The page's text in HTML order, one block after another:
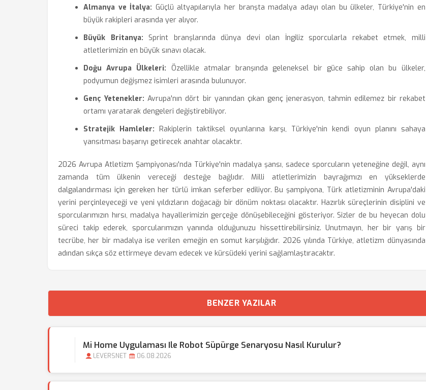
Almanya ve İtalya: Güçlü altyapılarıyla her branşta madalya adayı olan bu ülkeler, Türkiye'nin en
büyük rakipleri arasında yer alıyor.
Büyük Britanya: Sprint branşlarında dünya devi olan İngiliz sporcularla rekabet etmek, milli
atletlerimizin en büyük sınavı olacak.
Doğu Avrupa Ülkeleri: Özellikle atmalar branşında geleneksel bir güce sahip olan bu ülkeler,
podyumun değişmez isimleri arasında bulunuyor.
Genç Yetenekler: Avrupa'nın dört bir yanından çıkan genç jenerasyon, tahmin edilemez bir rekabet
ortamı yaratarak dengeleri değiştirebiliyor.
Stratejik Hamleler: Rakiplerin taktiksel oyunlarına karşı, Türkiye'nin kendi oyun planını sahaya
yansıtması başarıyı getirecek anahtar olacaktır.
2026 Avrupa Atletizm Şampiyonası'nda Türkiye'nin madalya şansı, sadece sporcuların yeteneğine değil, aynı
zamanda tüm ülkenin vereceği desteğe bağlıdır. Milli atletlerimizin bayrağımızı en yükseklerde
dalgalandırması için gereken her türlü imkan seferber ediliyor. Bu şampiyona, Türk atletizminin Avrupa'daki
yerini perçinleyeceği ve yeni yıldızların doğacağı bir dönüm noktası olacaktır. Hazırlık süreçlerinin disiplini ve
sporcularımızın hırsı, madalya hayallerimizin gerçeğe dönüşebileceğini gösteriyor. Sizler de bu heyecan dolu
süreci takip ederek, sporcularımızın yanında olduğunuzu hissettirebilirsiniz. Unutmayın, her bir yarış bir
tecrübe, her bir madalya ise verilen emeğin en somut karşılığıdır. 2026 yılında Türkiye, atletizm dünyasında
adından sıkça söz ettirmeye devam edecek ve kürsüdeki yerini sağlamlaştıracaktır.
BENZER YAZILAR
Mi Home Uygulaması Ile Robot Süpürge Senaryosu Nasıl Kurulur?
LEVERSNET 06.08.2026